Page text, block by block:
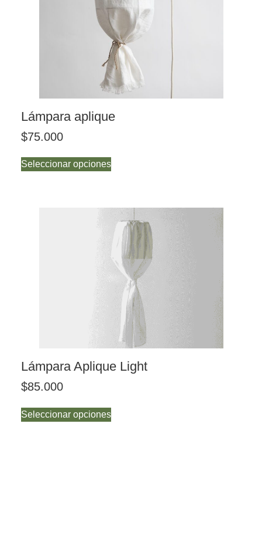
Lámpara aplique
$75.000
Seleccionar opciones
Lámpara Aplique Light
$85.000
Seleccionar opciones